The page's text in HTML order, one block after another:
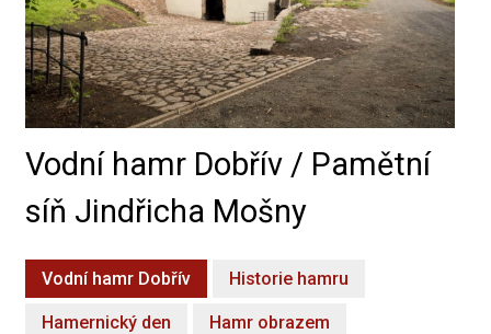
Vodní hamr Dobřív / Pamětní
síň Jindřicha Mošny
Vodní hamr Dobřív Historie hamru
Hamernický den Hamr obrazem